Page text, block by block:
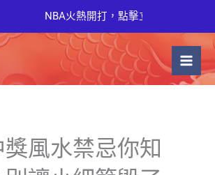
NBA火熱開打，點擊立即觀看直播！
風水禁忌你知